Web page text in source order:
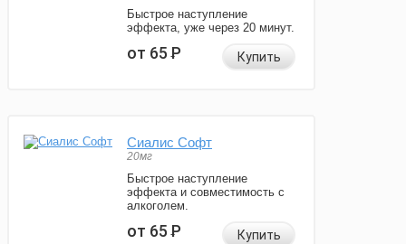
Быстрое наступление
эффекта, уже через 20 минут.
от 65Р Купить
Сиалис Софт
20мг
Быстрое наступление
эффекта и совместимость с
алкоголем.
от 65Р Купить